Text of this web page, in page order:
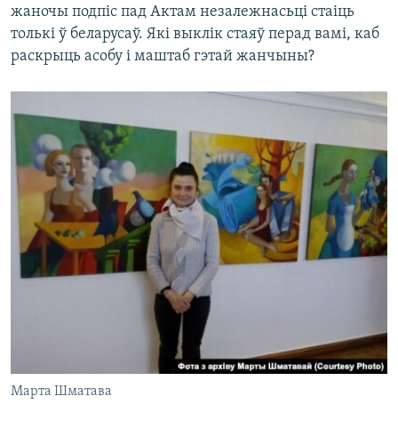
жаночы подпіс пад Актам незалежнасьці стаіць
толькі ў беларусаў. Які выклік стаяў перад вамі, каб
раскрыць асобу і маштаб гэтай жанчыны?
Марта Шматава